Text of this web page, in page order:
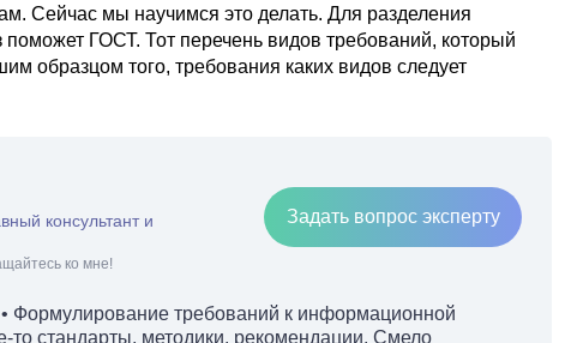
Сейчас мы научимся это делать. Для разделения
ГОСТ. Тот перечень видов требований, который
образцом того, требования каких видов следует
консультант и
ко мне!
Задать вопрос эксперту
Формулирование требований к информационной
то стандарты, методики, рекомендации. Смело